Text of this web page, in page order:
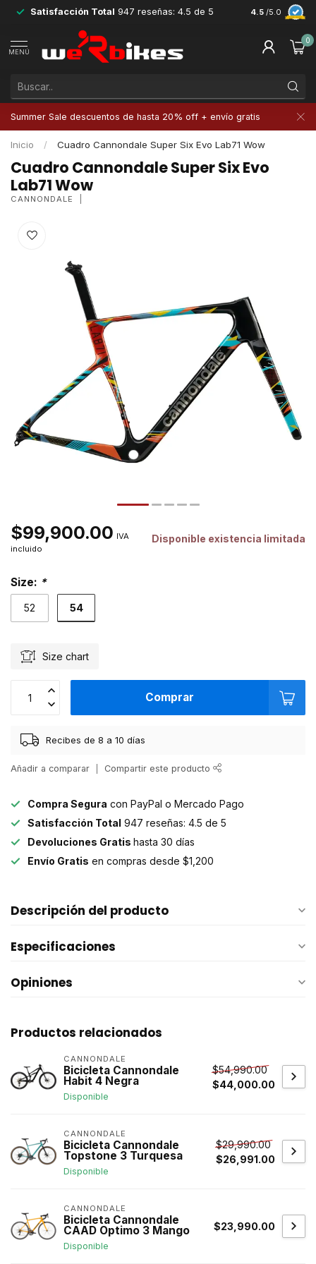
Satisfacción Total 947 reseñas: 4.5 de 5 4.5 /5.0
MENÚ
0
Summer Sale descuentos de hasta 20% off + envío gratis
Inicio / Cuadro Cannondale Super Six Evo Lab71 Wow
Cuadro Cannondale Super Six Evo
Lab71 Wow
CANNONDALE
$99,900.00 IVA
incluido
Disponible existencia limitada
Size: *
52 54
Size chart
Comprar
Recibes de 8 a 10 días
Añadir a comparar Compartir este producto
Compra Segura con PayPal o Mercado Pago
Satisfacción Total 947 reseñas: 4.5 de 5
Devoluciones Gratis hasta 30 días
Envío Gratis en compras desde $1,200
Descripción del producto
Especificaciones
Opiniones
Productos relacionados
CANNONDALE
Bicicleta Cannondale
Habit 4 Negra
Disponible
$54,990.00
$44,000.00
CANNONDALE
Bicicleta Cannondale
Topstone 3 Turquesa
Disponible
$29,990.00
$26,991.00
CANNONDALE
Bicicleta Cannondale
CAAD Optimo 3 Mango
Disponible
$23,990.00